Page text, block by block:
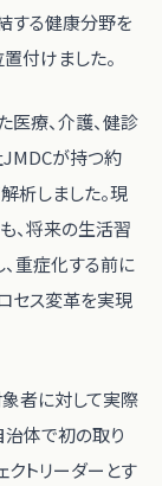
する健康分野を
付けました。
医療、介護、健診
JMDCが持つ約
析しました。現
、将来の生活習
重症化する前に
セス変革を実現
者に対して実際
体で初の取り
クトリーダーとす